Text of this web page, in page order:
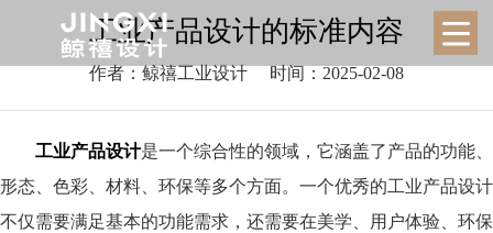
工业产品设计的标准内容
作者：鲸禧工业设计 时间：2025-02-08
工业产品设计是一个综合性的领域，它涵盖了产品的功能、
形态、色彩、材料、环保等多个方面。一个优秀的工业产品设计
不仅需要满足基本的功能需求，还需要在美学、用户体验、环保